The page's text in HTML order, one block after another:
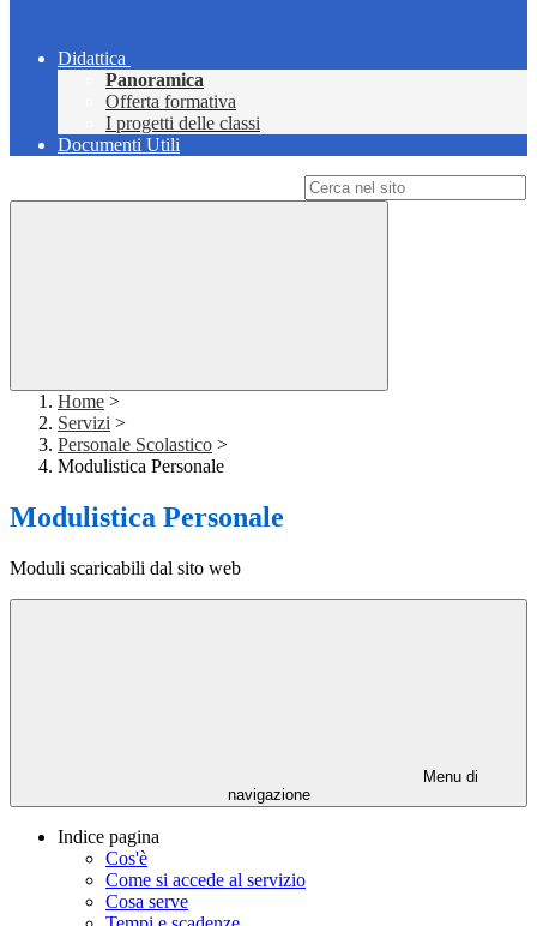
Didattica
Panoramica
Offerta formativa
I progetti delle classi
Documenti Utili
Home >
Servizi >
Personale Scolastico >
Modulistica Personale
Modulistica Personale
Moduli scaricabili dal sito web
Menu di
navigazione
Indice pagina
Cos'è
Come si accede al servizio
Cosa serve